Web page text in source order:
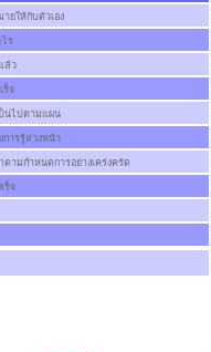
ายให้กับตัวเอง
ไร
ล้ว
ร็จ
นไปตามแผน
การรู้ล่วงหน้า
ามกำหนดการอย่างเคร่งครัด
ร็จ